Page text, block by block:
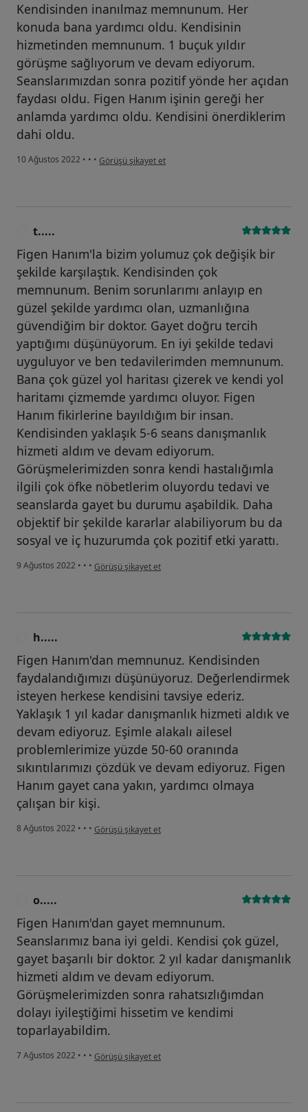
Kendisinden inanılmaz memnunum. Her
konuda bana yardımcı oldu. Kendisinin
hizmetinden memnunum. 1 buçuk yıldır
görüşme sağlıyorum ve devam ediyorum.
Seanslarımızdan sonra pozitif yönde her açıdan
faydası oldu. Figen Hanım işinin gereği her
anlamda yardımcı oldu. Kendisini önerdiklerim
dahi oldu.
10 Ağustos 2022 • • • kullanıcının görüşüne göre m.....
Görüşü şikayet et
t.....
Figen Hanım'la bizim yolumuz çok değişik bir
şekilde karşılaştık. Kendisinden çok
memnunum. Benim sorunlarımı anlayıp en
güzel şekilde yardımcı olan, uzmanlığına
güvendiğim bir doktor. Gayet doğru tercih
yaptığımı düşünüyorum. En iyi şekilde tedavi
uyguluyor ve ben tedavilerimden memnunum.
Bana çok güzel yol haritası çizerek ve kendi yol
haritamı çizmemde yardımcı oluyor. Figen
Hanım fikirlerine bayıldığım bir insan.
Kendisinden yaklaşık 5-6 seans danışmanlık
hizmeti aldım ve devam ediyorum.
Görüşmelerimizden sonra kendi hastalığımla
ilgili çok öfke nöbetlerim oluyordu tedavi ve
seanslarda gayet bu durumu aşabildik. Daha
objektif bir şekilde kararlar alabiliyorum bu da
sosyal ve iç huzurumda çok pozitif etki yarattı.
9 Ağustos 2022 • • • kullanıcının görüşüne göre t.....
Görüşü şikayet et
h.....
Figen Hanım'dan memnunuz. Kendisinden
faydalandığımızı düşünüyoruz. Değerlendirmek
isteyen herkese kendisini tavsiye ederiz.
Yaklaşık 1 yıl kadar danışmanlık hizmeti aldık ve
devam ediyoruz. Eşimle alakalı ailesel
problemlerimize yüzde 50-60 oranında
sıkıntılarımızı çözdük ve devam ediyoruz. Figen
Hanım gayet cana yakın, yardımcı olmaya
çalışan bir kişi.
8 Ağustos 2022 • • • kullanıcının görüşüne göre h.....
Görüşü şikayet et
o.....
Figen Hanım'dan gayet memnunum.
Seanslarımız bana iyi geldi. Kendisi çok güzel,
gayet başarılı bir doktor. 2 yıl kadar danışmanlık
hizmeti aldım ve devam ediyorum.
Görüşmelerimizden sonra rahatsızlığımdan
dolayı iyileştiğimi hissetim ve kendimi
toparlayabildim.
7 Ağustos 2022 • • • kullanıcının görüşüne göre o.....
Görüşü şikayet et